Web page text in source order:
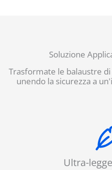
Soluzione
Trasformate le balaustre
unendo la sicurezza a
Ultra-